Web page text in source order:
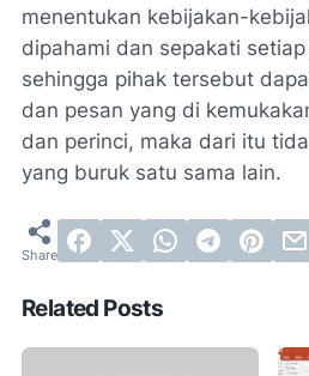
menentukan kebijakan-
dipahami dan sepakati
sehingga pihak tersebut
dan pesan yang di
dan perinci, maka dari itu
yang buruk satu sama lain.
Related Posts